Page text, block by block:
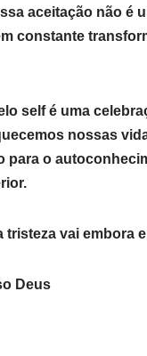
aceitação não é
constante
self é uma
nossas
para o
vai embora
Deus